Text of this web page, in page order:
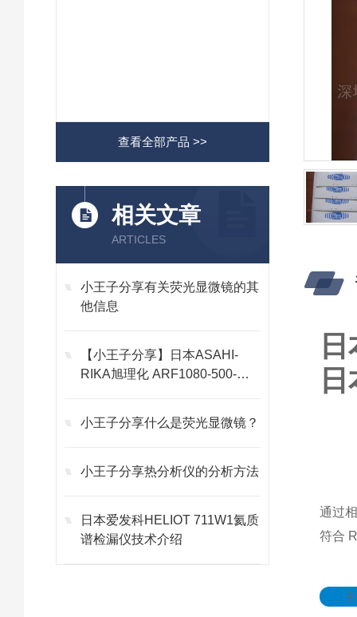
查看全部产品 >>
相关文章
ARTICLES
小王子分享有关荧光显微镜的其
他信息
【小王子分享】日本ASAHI-
RIKA旭理化 ARF1080-500-
小王子分享什么是荧光显微镜？
小王子分享热分析仪的分析方法
日本爱发科HELIOT 711W1氦质
谱检漏仪技术介绍
通过
符合